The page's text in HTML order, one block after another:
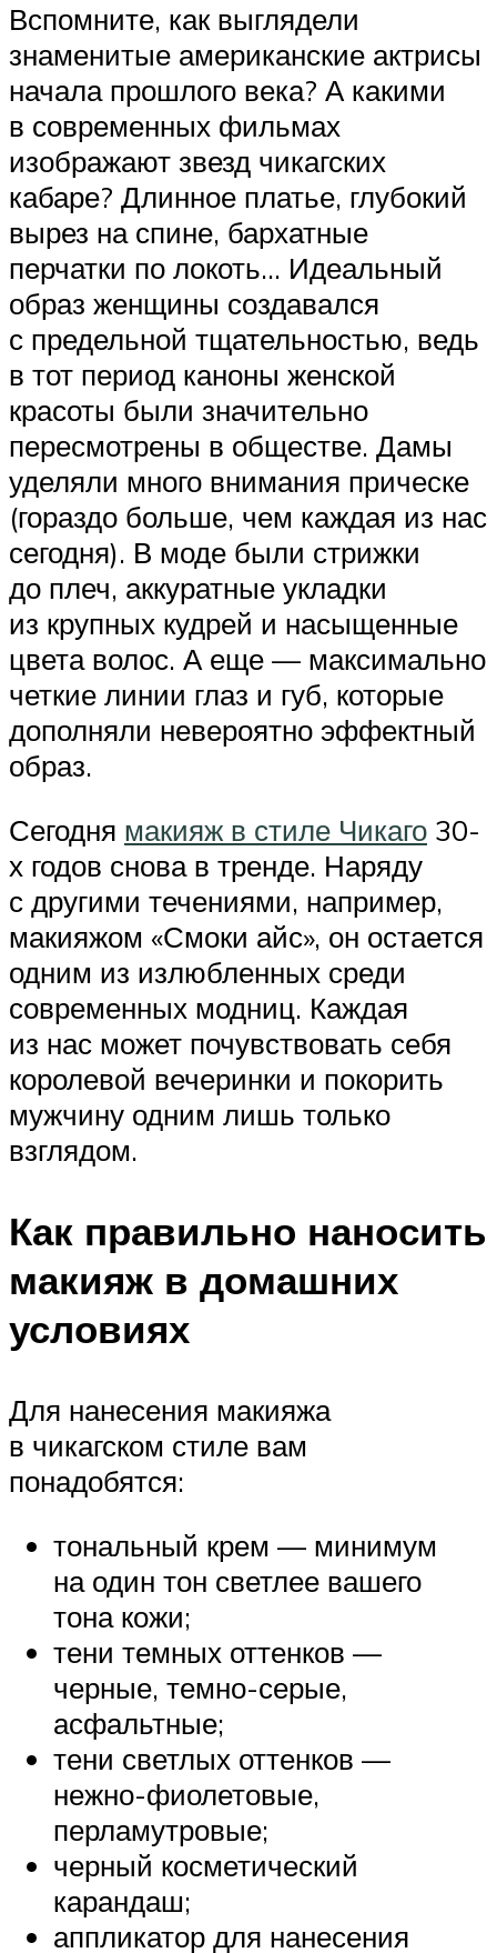
Вспомните, как выглядели
знаменитые американские актрисы
начала прошлого века? А какими
в современных фильмах
изображают звезд чикагских
кабаре? Длинное платье, глубокий
вырез на спине, бархатные
перчатки по локоть… Идеальный
образ женщины создавался
с предельной тщательностью, ведь
в тот период каноны женской
красоты были значительно
пересмотрены в обществе. Дамы
уделяли много внимания прическе
(гораздо больше, чем каждая из нас
сегодня). В моде были стрижки
до плеч, аккуратные укладки
из крупных кудрей и насыщенные
цвета волос. А еще — максимально
четкие линии глаз и губ, которые
дополняли невероятно эффектный
образ.
Сегодня макияж в стиле Чикаго 30-
х годов снова в тренде. Наряду
с другими течениями, например,
макияжом «Смоки айс», он остается
одним из излюбленных среди
современных модниц. Каждая
из нас может почувствовать себя
королевой вечеринки и покорить
мужчину одним лишь только
взглядом.
Как правильно наносить
макияж в домашних
условиях
Для нанесения макияжа
в чикагском стиле вам
понадобятся:
тональный крем — минимум
на один тон светлее вашего
тона кожи;
тени темных оттенков —
черные, темно-серые,
асфальтные;
тени светлых оттенков —
нежно-фиолетовые,
перламутровые;
черный косметический
карандаш;
аппликатор для нанесения